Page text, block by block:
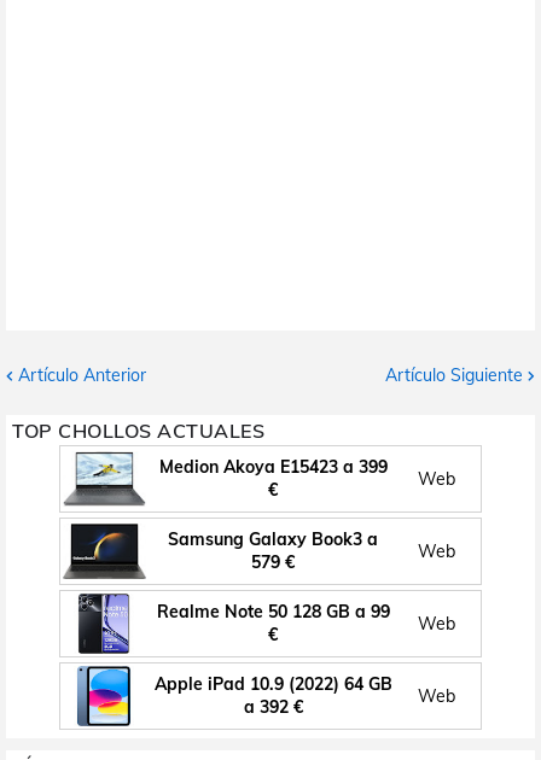
Artículo Anterior Artículo Siguiente
TOP CHOLLOS ACTUALES
Medion Akoya E15423 a 399
€
Web
Samsung Galaxy Book3 a
579 €
Web
Realme Note 50 128 GB a 99
€
Web
Apple iPad 10.9 (2022) 64 GB
a 392 €
Web